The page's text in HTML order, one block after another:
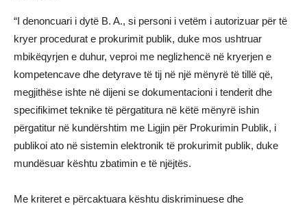
“I denoncuari i dytë B. A., si personi i vetëm i autorizuar për të
kryer procedurat e prokurimit publik, duke mos ushtruar
mbikëqyrjen e duhur, veproi me neglizhencë në kryerjen e
kompetencave dhe detyrave të tij në një mënyrë të tillë që,
megjithëse ishte në dijeni se dokumentacioni i tenderit dhe
specifikimet teknike të përgatitura në këtë mënyrë ishin
përgatitur në kundërshtim me Ligjin për Prokurimin Publik, i
publikoi ato në sistemin elektronik të prokurimit publik, duke
mundësuar kështu zbatimin e të njëjtës.
Me kriteret e përcaktuara kështu diskriminuese dhe